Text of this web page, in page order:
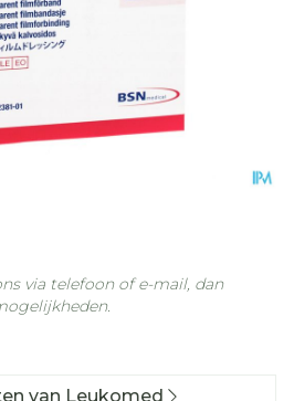
via telefoon of e-mail, dan
van Leukomed